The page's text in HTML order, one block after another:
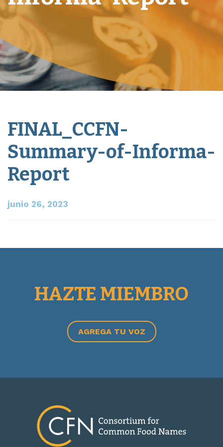
FINAL_CCFN-
Summary-of-Informa-
Report
junio 26, 2023
HAZTE MIEMBRO
AGREGA TU VOZ